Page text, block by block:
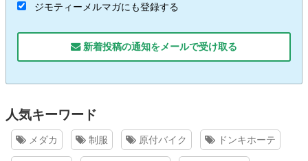
ジモティーメルマガにも登録する
新着投稿の通知をメールで受け取る
人気キーワード
メダカ 制服 原付バイク ドンキホーテ